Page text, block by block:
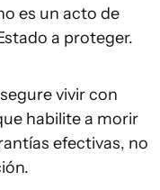
es un acto de
a proteger.
vivir con
habilite a morir
efectivas, no